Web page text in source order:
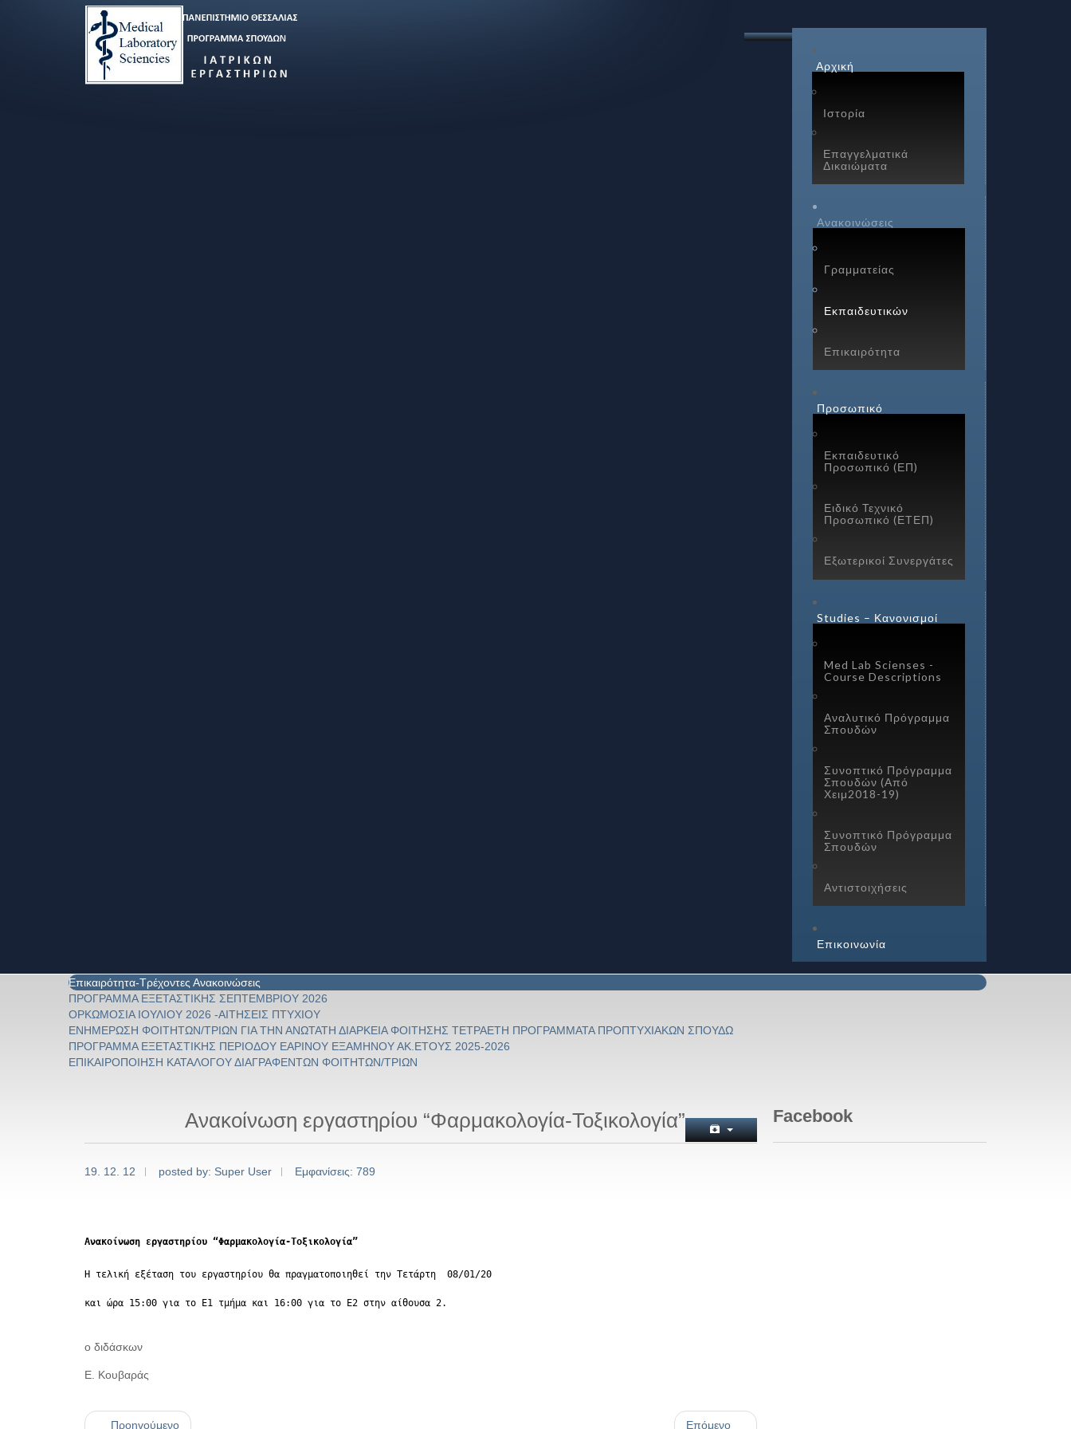
Αρχική
Ιστορία
Επαγγελματικά
Δικαιώματα
Ανακοινώσεις
Γραμματείας
Εκπαιδευτικών
Επικαιρότητα
Προσωπικό
Εκπαιδευτικό
Προσωπικό (ΕΠ)
Ειδικό Τεχνικό
Προσωπικό (ΕΤΕΠ)
Εξωτερικοί Συνεργάτες
Studies – Κανονισμοί
Med Lab Scienses -
Course Descriptions
Αναλυτικό Πρόγραμμα
Σπουδών
Συνοπτικό Πρόγραμμα
Σπουδών (Από
Χειμ2018-19)
Συνοπτικό Πρόγραμμα
Σπουδών
Αντιστοιχήσεις
Επικοινωνία
Επικαιρότητα-Τρέχοντες Ανακοινώσεις
ΠΡΟΓΡΑΜΜΑ ΕΞΕΤΑΣΤΙΚΗΣ ΣΕΠΤΕΜΒΡΙΟΥ 2026
ΟΡΚΩΜΟΣΙΑ ΙΟΥΛΙΟΥ 2026 -ΑΙΤΗΣΕΙΣ ΠΤΥΧΙΟΥ
ΕΝΗΜΕΡΩΣΗ ΦΟΙΤΗΤΩΝ/ΤΡΙΩΝ ΓΙΑ ΤΗΝ ΑΝΩΤΑΤΗ ΔΙΑΡΚΕΙΑ ΦΟΙΤΗΣΗΣ ΤΕΤΡΑΕΤΗ ΠΡΟΓΡΑΜΜΑΤΑ ΠΡΟΠΤΥΧΙΑΚΩΝ ΣΠΟΥΔΩ
ΠΡΟΓΡΑΜΜΑ ΕΞΕΤΑΣΤΙΚΗΣ ΠΕΡΙΟΔΟΥ ΕΑΡΙΝΟΥ ΕΞΑΜΗΝΟΥ ΑΚ.ΕΤΟΥΣ 2025-2026
ΕΠΙΚΑΙΡΟΠΟΙΗΣΗ ΚΑΤΑΛΟΓΟΥ ΔΙΑΓΡΑΦΕΝΤΩΝ ΦΟΙΤΗΤΩΝ/ΤΡΙΩΝ
Ανακοίνωση εργαστηρίου “Φαρμακολογία-Τοξικολογία”
19. 12. 12 posted by: Super User Εμφανίσεις: 789
Ανακοίνωση εργαστηρίου “Φαρμακολογία-Τοξικολογία”
Η τελική εξέταση του εργαστηρίου θα πραγματοποιηθεί την Τετάρτη 08/01/20
και ώρα 15:00 για το Ε1 τμήμα και 16:00 για το Ε2 στην αίθουσα 2.
ο διδάσκων
Ε. Κουβαράς
Προηγούμενο Επόμενο
Facebook